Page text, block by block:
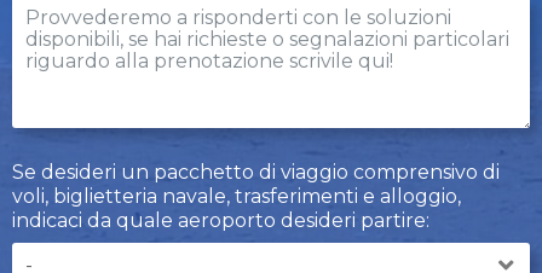
Se desideri un pacchetto di viaggio comprensivo di
voli, biglietteria navale, trasferimenti e alloggio,
indicaci da quale aeroporto desideri partire: